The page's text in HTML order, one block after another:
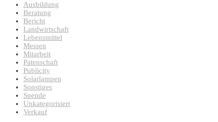
Ausbildung
Beratung
Bericht
Landwirtschaft
Lebensmittel
Messen
Mitarbeit
Patenschaft
Publicity
Solarlampen
Sonstiges
Spende
Unkategorisiert
Verkauf